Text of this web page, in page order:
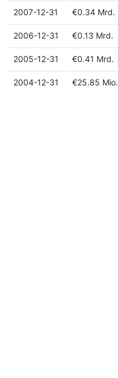
2007-12-31 €0.34 Mrd.
2006-12-31 €0.13 Mrd.
2005-12-31 €0.41 Mrd.
2004-12-31 €25.85 Mio.